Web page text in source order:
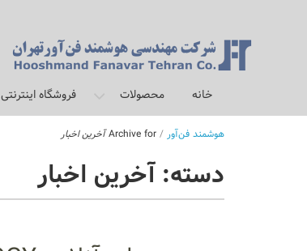
خانه محصولات فروشگاه اینترنتی
هوشمند فن‌آور /
Archive for آخرین اخبار
دسته: آخرین اخبار